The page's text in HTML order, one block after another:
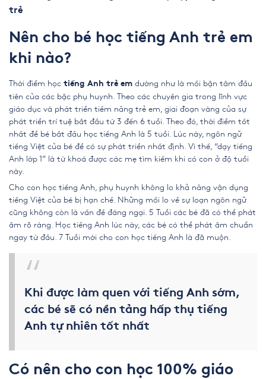
trẻ
Nên cho bé học tiếng Anh trẻ em
khi nào?
Thời điểm học tiếng Anh trẻ em dường như là mối bận tâm đầu
tiên của các bậc phụ huynh. Theo các chuyên gia trong lĩnh vực
giáo dục và phát triển tiềm năng trẻ em, giai đoạn vàng của sự
phát triển trí tuệ bắt đầu từ 3 đến 6 tuổi. Theo đó, thời điểm tốt
nhất để bé bắt đầu học tiếng Anh là 5 tuổi. Lúc này, ngôn ngữ
tiếng Việt của bé để có sự phát triển nhất định. Vì thế, “dạy tiếng
Anh lớp 1” là từ khoá được các mẹ tìm kiếm khi có con ở độ tuổi
này.
Cho con học tiếng Anh, phụ huynh không lo khả năng vận dụng
tiếng Việt của bé bị hạn chế. Những mối lo về sự loạn ngôn ngữ
cũng không còn là vấn đề đáng ngại. 5 Tuổi các bé đã có thể phát
âm rõ ràng. Học tiếng Anh lúc này, các bé có thể phát âm chuẩn
ngay từ đầu. 7 Tuổi mới cho con học tiếng Anh là đã muộn.
Khi được làm quen với tiếng Anh sớm,
các bé sẽ có nền tảng hấp thụ tiếng
Anh tự nhiên tốt nhất
Có nên cho con học 100% giáo